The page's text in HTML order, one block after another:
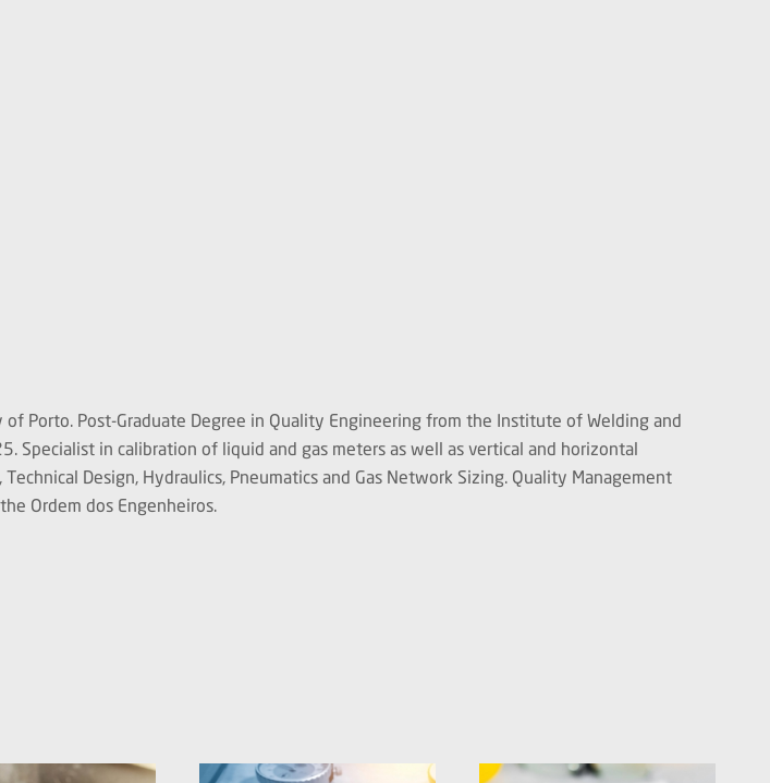
Porto. Post-Graduate Degree in Quality Engineering from the Institute of Welding and
Specialist in calibration of liquid and gas meters as well as vertical and horizontal
Design, Hydraulics, Pneumatics and Gas Network Sizing. Quality Management
Ordem dos Engenheiros.